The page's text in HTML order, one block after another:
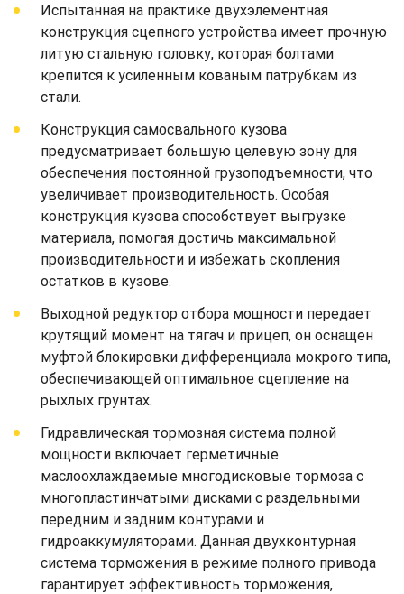
Испытанная на практике двухэлементная
конструкция сцепного устройства имеет прочную
литую стальную головку, которая болтами
крепится к усиленным кованым патрубкам из
стали.
Конструкция самосвального кузова
предусматривает большую целевую зону для
обеспечения постоянной грузоподъемности, что
увеличивает производительность. Особая
конструкция кузова способствует выгрузке
материала, помогая достичь максимальной
производительности и избежать скопления
остатков в кузове.
Выходной редуктор отбора мощности передает
крутящий момент на тягач и прицеп, он оснащен
муфтой блокировки дифференциала мокрого типа,
обеспечивающей оптимальное сцепление на
рыхлых грунтах.
Гидравлическая тормозная система полной
мощности включает герметичные
маслоохлаждаемые многодисковые тормоза с
многопластинчатыми дисками с раздельными
передним и задним контурами и
гидроаккумуляторами. Данная двухконтурная
система торможения в режиме полного привода
гарантирует эффективность торможения,